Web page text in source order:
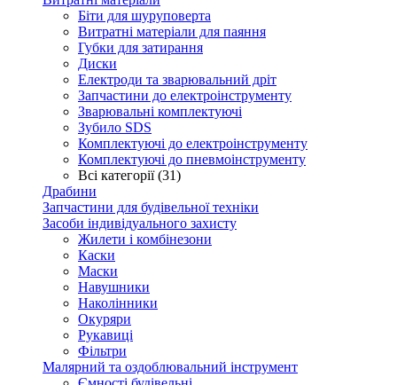
Біти для шуруповерта
Витратні матеріали для паяння
Губки для затирання
Диски
Електроди та зварювальний дріт
Запчастини до електроінструменту
Зварювальні комплектуючі
Зубило SDS
Комплектуючі до електроінструменту
Комплектуючі до пневмоінструменту
Всі категорії (31)
Драбини
Запчастини для будівельної техніки
Засоби індивідуального захисту
Жилети і комбінезони
Каски
Маски
Навушники
Наколінники
Окуряри
Рукавиці
Фільтри
Малярний та оздоблювальний інструмент